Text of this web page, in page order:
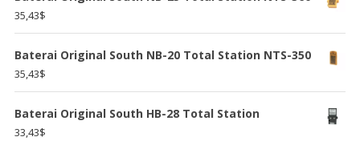
35,43$
Baterai Original South NB-20 Total Station NTS-350
35,43$
Baterai Original South HB-28 Total Station
33,43$